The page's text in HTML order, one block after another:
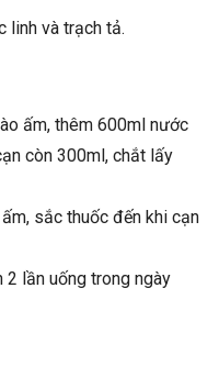
linh và trạch tả.
ấm, thêm 600ml nước
còn 300ml, chắt lấy
sắc thuốc đến khi cạn
2 lần uống trong ngày